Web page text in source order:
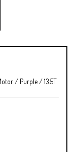
/ Purple / 13.5T